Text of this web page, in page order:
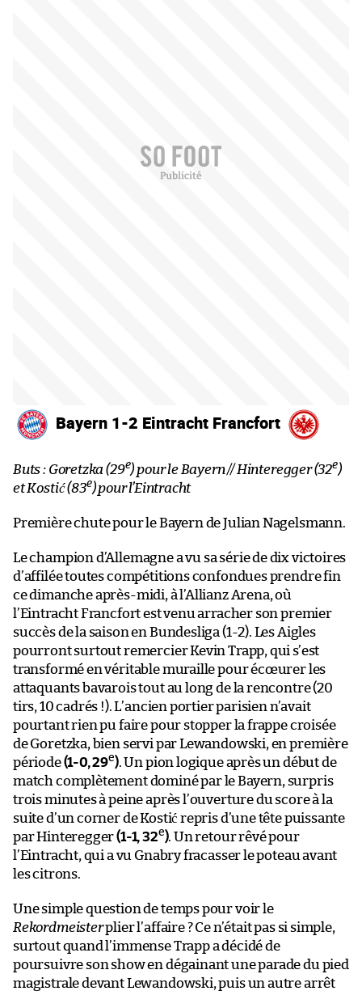
Bayern 1-2 Eintracht Francfort
Buts : Goretzka (29e) pour le Bayern // Hinteregger (32e)
et Kostić (83e) pour l’Eintracht
Première chute pour le Bayern de Julian Nagelsmann.
Le champion d’Allemagne a vu sa série de dix victoires
d’affilée toutes compétitions confondues prendre fin
ce dimanche après-midi, à l’Allianz Arena, où
l’Eintracht Francfort est venu arracher son premier
succès de la saison en Bundesliga (1-2). Les Aigles
pourront surtout remercier Kevin Trapp, qui s’est
transformé en véritable muraille pour écœurer les
attaquants bavarois tout au long de la rencontre (20
tirs, 10 cadrés !). L’ancien portier parisien n’avait
pourtant rien pu faire pour stopper la frappe croisée
de Goretzka, bien servi par Lewandowski, en première
période(1-0, 29e). Un pion logique après un début de
match complètement dominé par le Bayern, surpris
trois minutes à peine après l’ouverture du score à la
suite d’un corner de Kostić repris d’une tête puissante
par Hinteregger(1-1, 32e). Un retour rêvé pour
l’Eintracht, qui a vu Gnabry fracasser le poteau avant
les citrons.
Une simple question de temps pour voir le
Rekordmeisterplier l’affaire ? Ce n’était pas si simple,
surtout quand l’immense Trapp a décidé de
poursuivre son show en dégainant une parade du pied
magistrale devant Lewandowski, puis un autre arrêt